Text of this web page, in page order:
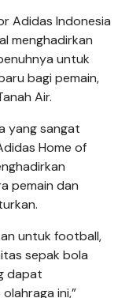
Adidas Indonesia
menghadirkan
untuk
bagi pemain,
Air.
yang sangat
Home of
pemain dan
untuk football,
sepak bola
dapat
ini,”